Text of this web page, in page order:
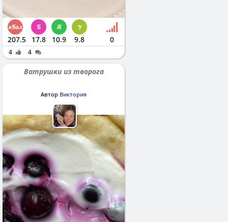
207.5 17.8 10.9 9.8 0
4 4
Ватрушки из творога
Автор Виктория